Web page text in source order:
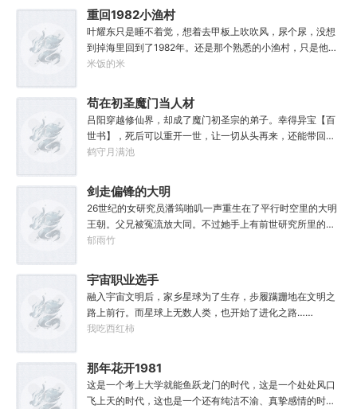
重回1982小渔村
叶耀东只是睡不着觉，想着去甲板上吹吹风，尿个尿，没想
到掉海里回到了1982年。还是那个熟悉的小渔村，只是他已
经不是年轻时候的他了。混账了半辈子，这回他想好好来过
他也没什么大理想大志向，只想挽回遗憾，跟老婆好好过日
子，一家子平安喜乐就好。
米饭的米
苟在初圣魔门当人材
吕阳穿越修仙界，却成了魔门初圣宗的弟子。幸得异宝【百
世书】，死后可以重开一世，让一切从头再来，还能带回前
世的宝物，修为，寿命，甚至觉醒特殊的天赋。奈何次数有
定先在魔门苟住，一世世苦修，不成仙不出山，奈何魔门凶
险异常，遍地都是人材。第一世，吕阳惨遭师姐暗算。第二
世，好不容易反杀师姐，又遭师兄毒手。第三世，第四
世……直到百世之后，再回首，吕阳才发现自己已经成为了
一代魔道巨擘，初圣宗里最畜生的那一个。“魔门个个都是人
鹤守月满池
剑走偏锋的大明
26世纪的女研究员潘筠啪叽一声重生在了平行时空里的大明
王朝。父兄被冤流放大同。不过她手上有前世研究所里的镇
馆神器——灵境！为救家人，潘筠化身道观小道士，仗剑提
度牒。潘筠大剑拍上去：闭嘴，信不信扣你鱼仔。
郁雨竹
宇宙职业选手
融入宇宙文明后，家乡星球为了生存，步履蹒跚地在文明之
路上前行。而星球上无数人类，也开始了进化之路……
我吃西红柿
那年花开1981
这是一个考上大学就能鱼跃龙门的时代，这是一个处处风口
飞上天的时代，这也是一个还有纯洁不渝、真挚感情的时